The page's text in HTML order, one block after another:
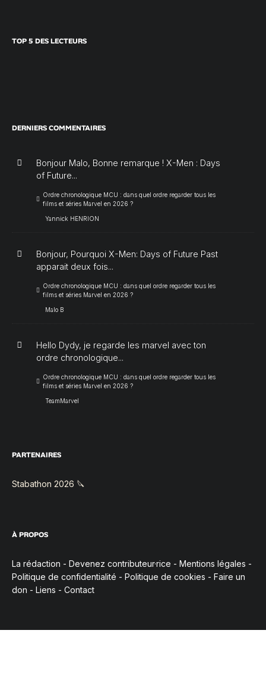
TOP 5 DES LECTEURS
DERNIERS COMMENTAIRES
Bonjour Malo, Bonne remarque ! X-Men : Days
of Future...
Ordre chronologique MCU : dans quel ordre regarder tous les
films et séries Marvel en 2026 ?
Yannick HENRION
Bonjour, Pourquoi X-Men: Days of Future Past
apparait deux fois...
Ordre chronologique MCU : dans quel ordre regarder tous les
films et séries Marvel en 2026 ?
Malo B
Hello Dydy, je regarde les marvel avec ton
ordre chronologique...
Ordre chronologique MCU : dans quel ordre regarder tous les
films et séries Marvel en 2026 ?
TeamMarvel
PARTENAIRES
Stabathon 2026 🔪
À PROPOS
La rédaction - Devenez contributeur·rice - Mentions légales -
Politique de confidentialité - Politique de cookies - Faire un
don - Liens - Contact